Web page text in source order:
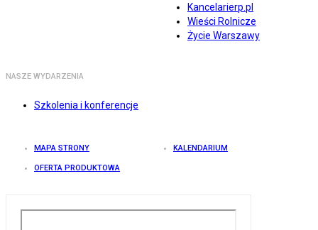
Kancelarierp.pl
Wieści Rolnicze
Życie Warszawy
NASZE WYDARZENIA
Szkolenia i konferencje
MAPA STRONY KALENDARIUM
OFERTA PRODUKTOWA